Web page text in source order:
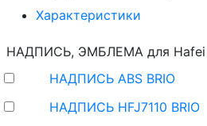
Характеристики
НАДПИСЬ, ЭМБЛЕМА для Hafei
НАДПИСЬ ABS BRIO
НАДПИСЬ HFJ7110 BRIO